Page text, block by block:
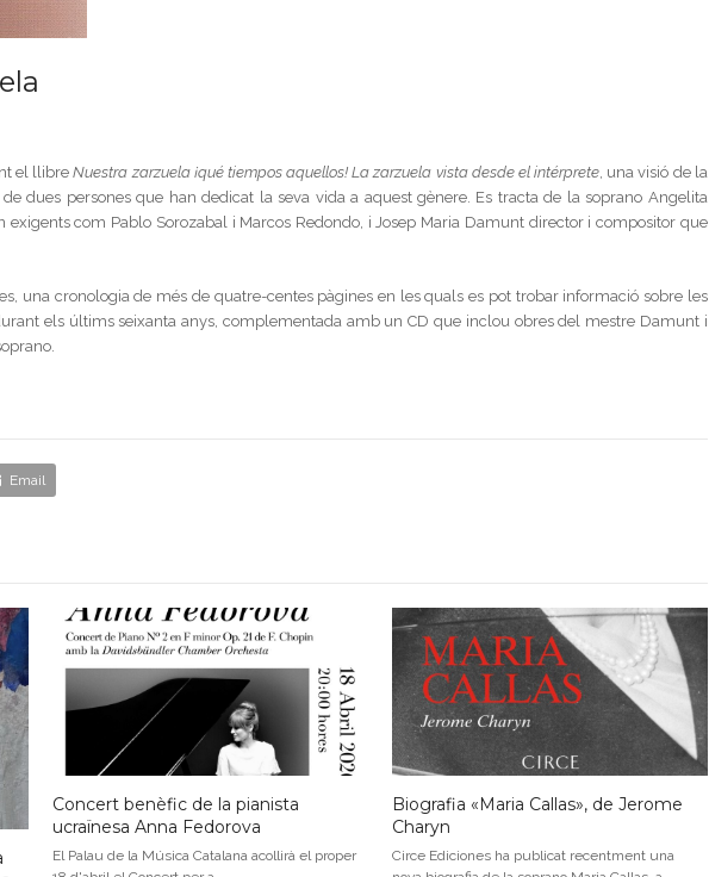
el llibreNuestra zarzuela ¡qué tiempos aquellos! La zarzuela vista desde el intérprete, una visió de la
dues persones que han dedicat la seva vida a aquest gènere. Es tracta de la soprano Angelita
exigents com Pablo Sorozabal i Marcos Redondo, i Josep Maria Damunt director i compositor que
una cronologia de més de quatre-centes pàgines en les quals es pot trobar informació sobre les
els últims seixanta anys, complementada amb un CD que inclou obres del mestre Damunt i
Email
Concert benèfic de la pianista
ucraïnesa Anna Fedorova
El Palau de la Música Catalana acollirà el proper
Biografia «Maria Callas», de Jerome
Charyn
Circe Ediciones ha publicat recentment una